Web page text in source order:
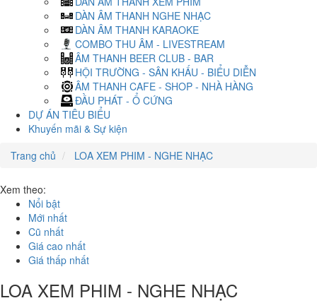
DÀN ÂM THANH NGHE NHẠC
DÀN ÂM THANH KARAOKE
COMBO THU ÂM - LIVESTREAM
ÂM THANH BEER CLUB - BAR
HỘI TRƯỜNG - SÂN KHẤU - BIỂU DIỄN
ÂM THANH CAFE - SHOP - NHÀ HÀNG
ĐẦU PHÁT - Ổ CỨNG
DỰ ÁN TIÊU BIỂU
Khuyến mãi & Sự kiện
Trang chủ
LOA XEM PHIM - NGHE NHẠC
Xem theo:
Nổi bật
Mới nhất
Cũ nhất
Giá cao nhất
Giá thấp nhất
LOA XEM PHIM - NGHE NHẠC